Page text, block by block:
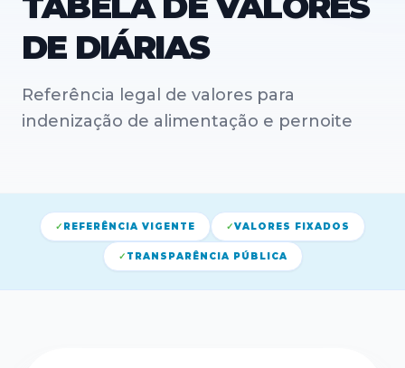
DE DIÁRIAS
Referência legal de valores para
indenização de alimentação e pernoite
✓ REFERÊNCIA VIGENTE ✓VALORES FIXADOS
✓ TRANSPARÊNCIA PÚBLICA